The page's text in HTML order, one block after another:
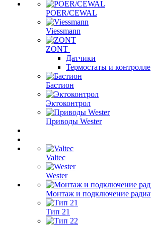
POER/CEWAL
Viessmann
ZONT
Датчики
Термостаты и
Бастион
Эктоконтрол
Приводы Wester
Valtec
Wester
Монтаж и подключение
Тип 21